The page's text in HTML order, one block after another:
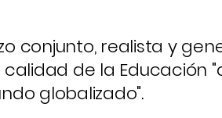
conjunto, realista y
de la Educación
globalizado".